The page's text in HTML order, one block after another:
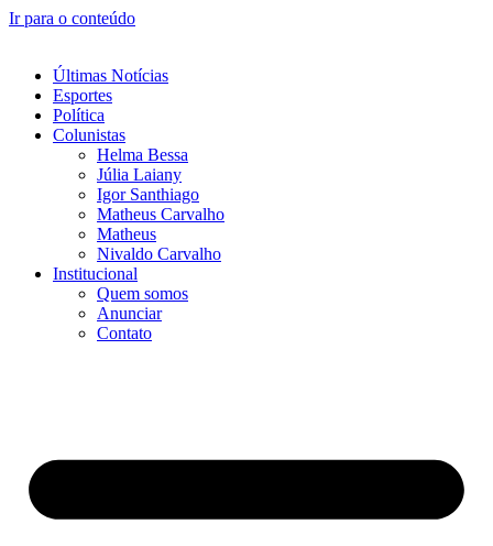
Ir para o conteúdo
Últimas Notícias
Esportes
Política
Colunistas
Helma Bessa
Júlia Laiany
Igor Santhiago
Matheus Carvalho
Matheus
Nivaldo Carvalho
Institucional
Quem somos
Anunciar
Contato